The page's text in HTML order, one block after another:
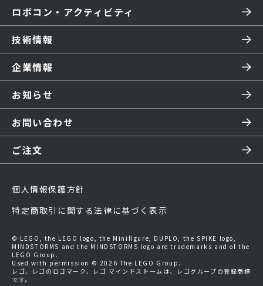
ロボコン・アクティビティ
技術情報
企業情報
お知らせ
お問い合わせ
ご注文
個人情報保護方針
特定商取引に関する法律に基づく表示
© LEGO, the LEGO logo, the Minifigure, DUPLO, the SPIKE logo,
MINDSTORMS and the MINDSTORMS logo are trademarks and of the
LEGO Group.
Used with permission © 2026 The LEGO Group.
レゴ、レゴのロゴマーク、レゴ マインドストームは、レゴグループの登録商標
です。